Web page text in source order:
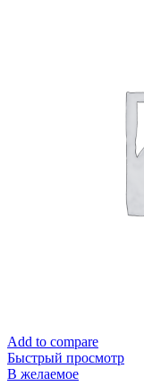
Add to compare
Быстрый просмотр
В желаемое